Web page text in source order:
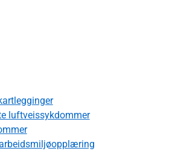
luftveissykdommer